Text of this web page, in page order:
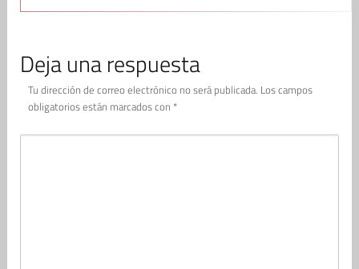
Deja una respuesta
Tu dirección de correo electrónico no será publicada. Los campos
obligatorios están marcados con *